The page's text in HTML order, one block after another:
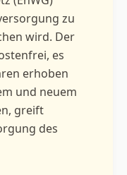
zu
wird. Der
es
erhoben
und neuem
greift
des